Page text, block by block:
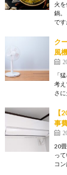
火
鍋
で
ク
風
「
考
さ
【
事
20
っ
コ